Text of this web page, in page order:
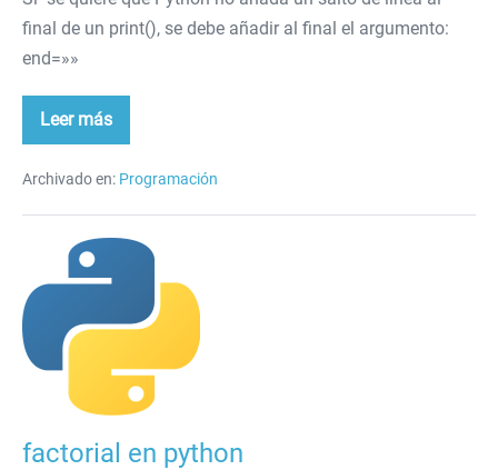
final de un print(), se debe añadir al final el argumento:
end=»»
Leer más
Salto
de
en
Archivado en: Programación
factorial
en
python
factorial en python